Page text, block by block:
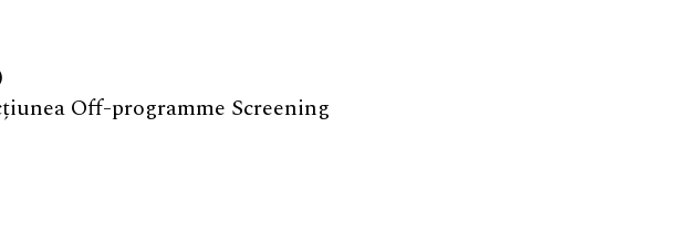
Off-programme Screening